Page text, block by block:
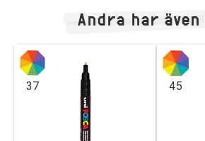
Andra har
37 45